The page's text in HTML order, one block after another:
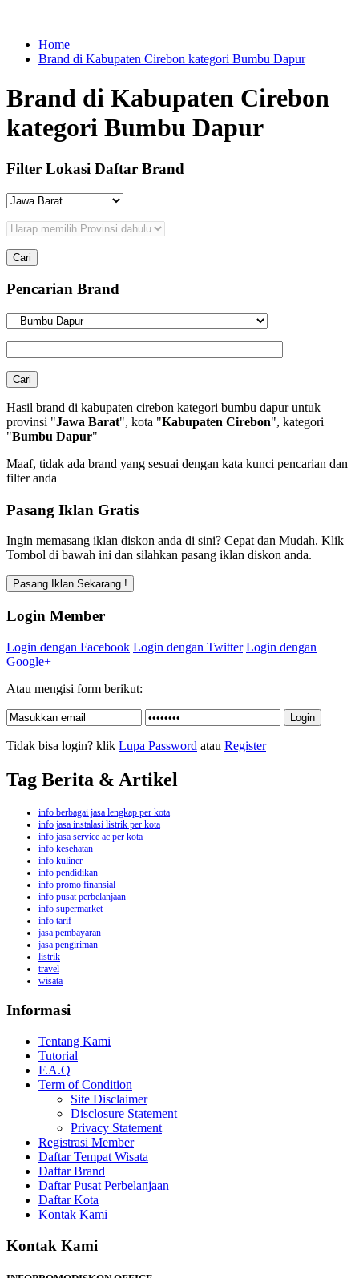
Home
Brand di Kabupaten Cirebon kategori Bumbu Dapur
Brand di Kabupaten Cirebon
kategori Bumbu Dapur
Filter Lokasi Daftar Brand
Pencarian Brand
Hasil brand di kabupaten cirebon kategori bumbu dapur untuk
provinsi "Jawa Barat", kota "Kabupaten Cirebon", kategori
"Bumbu Dapur"
Maaf, tidak ada brand yang sesuai dengan kata kunci pencarian dan
filter anda
Pasang Iklan Gratis
Ingin memasang iklan diskon anda di sini? Cepat dan Mudah. Klik
Tombol di bawah ini dan silahkan pasang iklan diskon anda.
Login Member
Login dengan Facebook Login dengan Twitter Login dengan
Google+
Atau mengisi form berikut:
Tidak bisa login? klik Lupa Password atau Register
Tag Berita & Artikel
info berbagai jasa lengkap per kota
info jasa instalasi listrik per kota
info jasa service ac per kota
info kesehatan
info kuliner
info pendidikan
info promo finansial
info pusat perbelanjaan
info supermarket
info tarif
jasa pembayaran
jasa pengiriman
listrik
travel
wisata
Informasi
Tentang Kami
Tutorial
F.A.Q
Term of Condition
Site Disclaimer
Disclosure Statement
Privacy Statement
Registrasi Member
Daftar Tempat Wisata
Daftar Brand
Daftar Pusat Perbelanjaan
Daftar Kota
Kontak Kami
Kontak Kami